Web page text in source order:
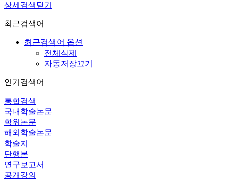
상세검색닫기
최근검색어
최근검색어 옵션
전체삭제
자동저장끄기
인기검색어
통합검색
국내학술논문
학위논문
해외학술논문
학술지
단행본
연구보고서
공개강의